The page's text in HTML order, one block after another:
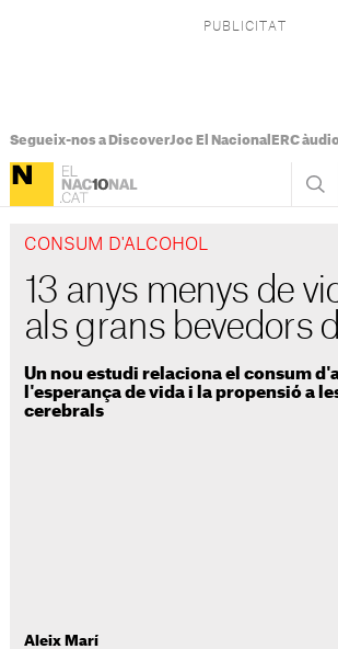
Segueix-nos a DiscoverJoc El Nacional ERC
CONSUM D'ALCOHOL
13 anys menys de
als grans bevedors
Un nou estudi relaciona el consum
l'esperança de vida i la propensió a
cerebrals
Aleix Marí